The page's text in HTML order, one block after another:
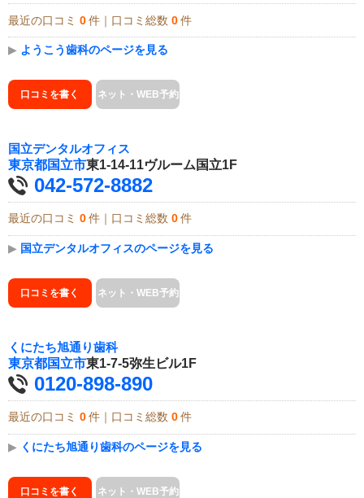
最近の口コミ 0 件｜口コミ総数 0 件
▶ ようこう歯科のページを見る
口コミを書く ネット・WEB予約
国立デンタルオフィス
東京都国立市東1-14-11ヴルーム国立1F
042-572-8882
最近の口コミ 0 件｜口コミ総数 0 件
▶ 国立デンタルオフィスのページを見る
口コミを書く ネット・WEB予約
くにたち旭通り歯科
東京都国立市東1-7-5弥生ビル1F
0120-898-890
最近の口コミ 0 件｜口コミ総数 0 件
▶ くにたち旭通り歯科のページを見る
口コミを書く ネット・WEB予約